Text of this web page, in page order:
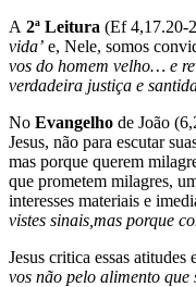
A 2ª Leitura (Ef 4,17.20-
vida’ e, Nele, somos
vos do homem velho… e
verdadeira justiça e
No Evangelho de João
Jesus, não para escutar
mas porque querem
que prometem milagres,
interesses materiais e
vistes sinais, mas porque
Jesus critica essas
vos não pelo alimento que